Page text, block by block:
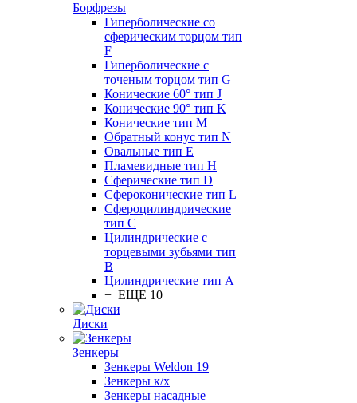
Борфрезы
Гиперболические cо
сферическим торцом тип
F
Гиперболические с
точеным торцом тип G
Конические 60° тип J
Конические 90° тип K
Конические тип M
Обратный конус тип N
Овальные тип E
Пламевидные тип H
Сферические тип D
Сфероконические тип L
Сфероцилиндрические
тип C
Цилиндрические с
торцевыми зубьями тип
B
Цилиндрические тип А
+ ЕЩЕ 10
Диски
Зенкеры
Зенкеры Weldon 19
Зенкеры к/х
Зенкеры насадные